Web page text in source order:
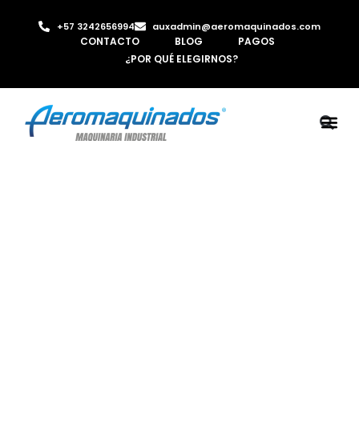
+57 3242656994 auxadmin@aeromaquinados.com
CONTACTO BLOG
PAGOS
¿POR QUÉ ELEGIRNOS?